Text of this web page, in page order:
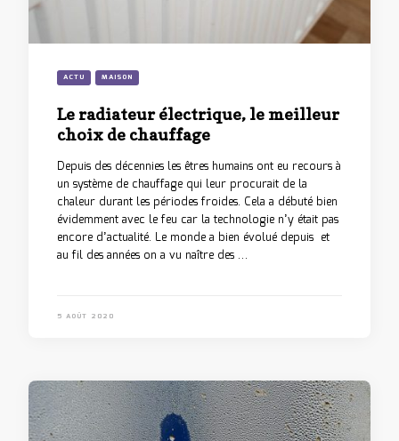
ACTU MAISON
Le radiateur électrique, le meilleur
choix de chauffage
Depuis des décennies les êtres humains ont eu recours à
un système de chauffage qui leur procurait de la
chaleur durant les périodes froides. Cela a débuté bien
évidemment avec le feu car la technologie n’y était pas
encore d’actualité. Le monde a bien évolué depuis et
au fil des années on a vu naître des …
5 AOÛT 2020